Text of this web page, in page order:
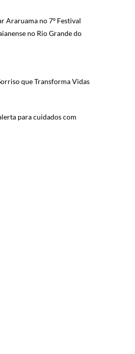
Araruama no 7º Festival
no Rio Grande do
que Transforma Vidas
para cuidados com